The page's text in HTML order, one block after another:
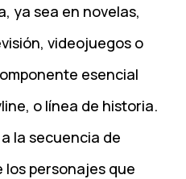
ya sea en novelas,
videojuegos o
esencial
o línea de historia.
la secuencia de
personajes que